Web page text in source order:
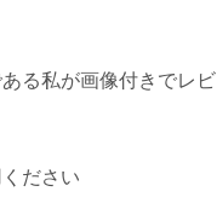
る私が画像付きでレビ
ださい